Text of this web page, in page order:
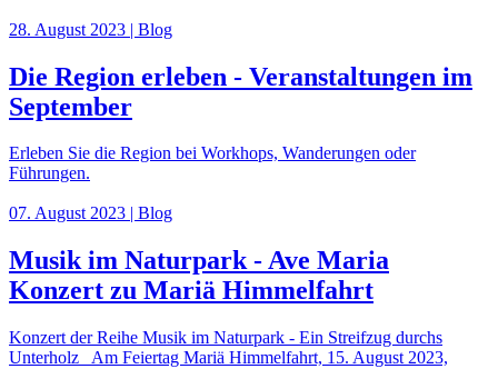
28. August 2023 | Blog
Die Region erleben - Veranstaltungen im
September
Erleben Sie die Region bei Workhops, Wanderungen oder
Führungen.
07. August 2023 | Blog
Musik im Naturpark - Ave Maria
Konzert zu Mariä Himmelfahrt
Konzert der Reihe Musik im Naturpark - Ein Streifzug durchs
Unterholz Am Feiertag Mariä Himmelfahrt, 15. August 2023,